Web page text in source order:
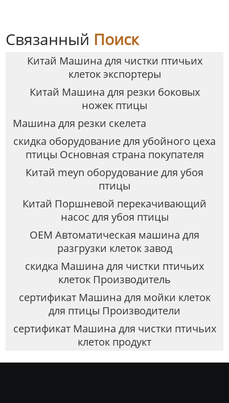
Связанный Поиск
Китай Машина для чистки птичьих
клеток экспортеры
Китай Машина для резки боковых
ножек птицы
Машина для резки скелета
скидка оборудование для убойного цеха
птицы Основная страна покупателя
Китай meyn оборудование для убоя
птицы
Китай Поршневой перекачивающий
насос для убоя птицы
OEM Автоматическая машина для
разгрузки клеток завод
скидка Машина для чистки птичьих
клеток Производитель
сертификат Машина для мойки клеток
для птицы Производители
сертификат Машина для чистки птичьих
клеток продукт